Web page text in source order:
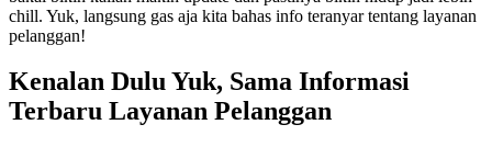
chill. Yuk, langsung gas aja kita bahas info teranyar tentang layanan
pelanggan!
Kenalan Dulu Yuk, Sama Informasi
Terbaru Layanan Pelanggan